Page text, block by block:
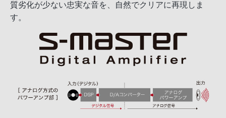
質劣化が少ない忠実な音を、自然でクリアに再現しま
す。